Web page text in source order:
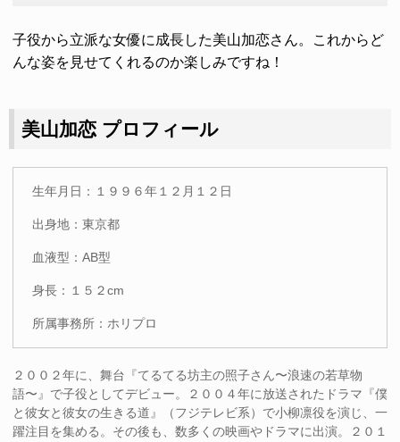
子役から立派な女優に成長した美山加恋さん。これからど
んな姿を見せてくれるのか楽しみですね！
美山加恋 プロフィール
生年月日：１９９６年１２月１２日
出身地：東京都
血液型：AB型
身長：１５２cm
所属事務所：ホリプロ
２００２年に、舞台『てるてる坊主の照子さん〜浪速の若草物
語〜』で子役としてデビュー。２００４年に放送されたドラマ『僕
と彼女と彼女の生きる道』（フジテレビ系）で小柳凛役を演じ、一
躍注目を集める。その後も、数多くの映画やドラマに出演。２０１